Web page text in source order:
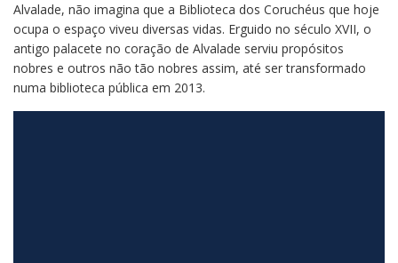
Alvalade, não imagina que a Biblioteca dos Coruchéus que hoje
ocupa o espaço viveu diversas vidas. Erguido no século XVII, o
antigo palacete no coração de Alvalade serviu propósitos
nobres e outros não tão nobres assim, até ser transformado
numa biblioteca pública em 2013.